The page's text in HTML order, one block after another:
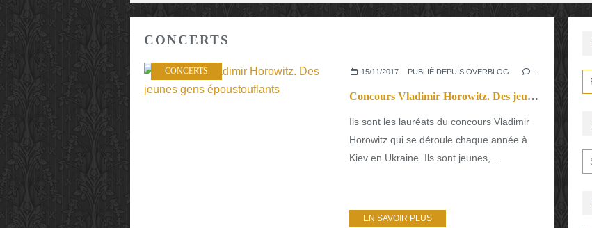
CONCERTS
CONCERTS 15/11/2017 PUBLIÉ DEPUIS OVERBLOG
Concours Vladimir Horowitz. Des jeunes gens époustouflants
Ils sont les lauréats du concours Vladimir
Horowitz qui se déroule chaque année à
Kiev en Ukraine. Ils sont jeunes,...
EN SAVOIR PLUS